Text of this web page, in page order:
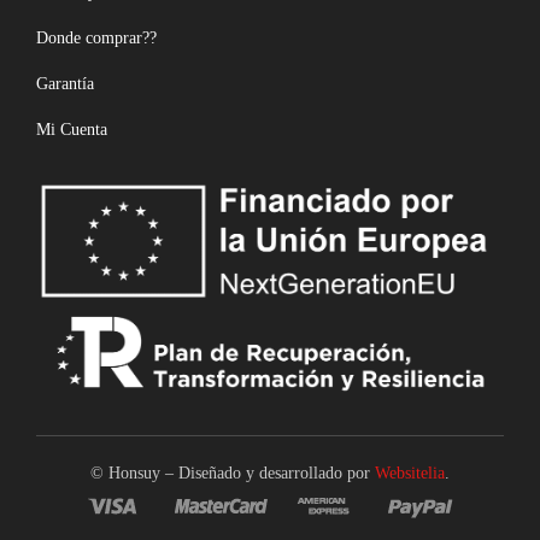
Donde comprar??
Garantía
Mi Cuenta
© Honsuy – Diseñado y desarrollado por Websitelia.